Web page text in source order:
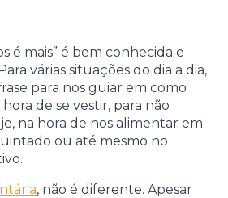
é mais” é bem conhecida e
várias situações do dia a dia,
para nos guiar em como
de se vestir, para não
na hora de nos alimentar em
ou até mesmo no
, não é diferente. Apesar